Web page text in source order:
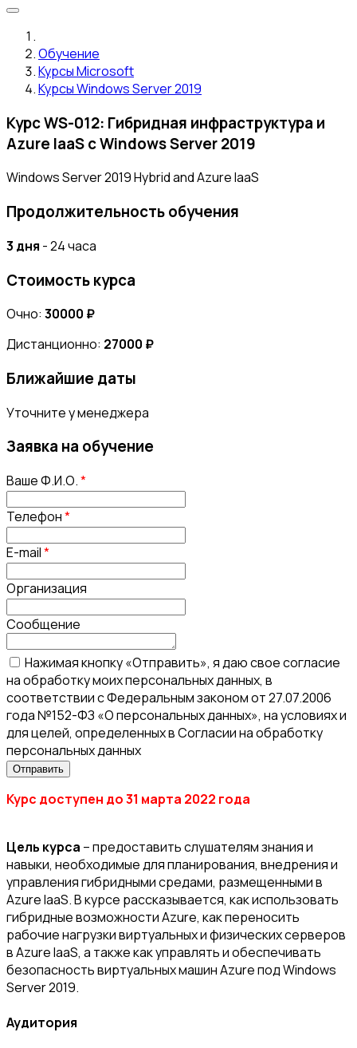
Обучение
Курсы Microsoft
Курсы Windows Server 2019
Курс WS-012: Гибридная инфраструктура и
Azure IaaS с Windows Server 2019
Windows Server 2019 Hybrid and Azure IaaS
Продолжительность обучения
3 дня - 24 часа
Стоимость курса
Очно: 30000 ₽
Дистанционно: 27000 ₽
Ближайшие даты
Уточните у менеджера
Заявка на обучение
Ваше Ф.И.О.*
Телефон*
E-mail*
Организация
Сообщение
Нажимая кнопку «Отправить», я даю свое согласие
на обработку моих персональных данных, в
соответствии с Федеральным законом от 27.07.2006
года №152-ФЗ «О персональных данных», на условиях и
для целей, определенных в Согласии на обработку
персональных данных
Курс доступен до 31 марта 2022 года
Цель курса – предоставить слушателям знания и
навыки, необходимые для планирования, внедрения и
управления гибридными средами, размещенными в
Azure IaaS. В курсе рассказывается, как использовать
гибридные возможности Azure, как переносить
рабочие нагрузки виртуальных и физических серверов
в Azure IaaS, а также как управлять и обеспечивать
безопасность виртуальных машин Azure под Windows
Server 2019.
Аудитория